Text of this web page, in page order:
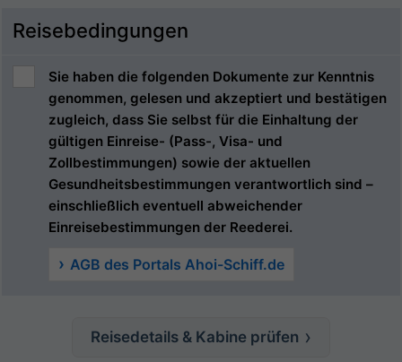
Reisebedingungen
Sie haben die folgenden Dokumente zur Kenntnis
genommen, gelesen und akzeptiert und bestätigen
zugleich, dass Sie selbst für die Einhaltung der
gültigen Einreise- (Pass-, Visa- und
Zollbestimmungen) sowie der aktuellen
Gesundheitsbestimmungen verantwortlich sind –
einschließlich eventuell abweichender
Einreisebestimmungen der Reederei.
AGB des Portals Ahoi-Schiff.de
Reisedetails & Kabine prüfen